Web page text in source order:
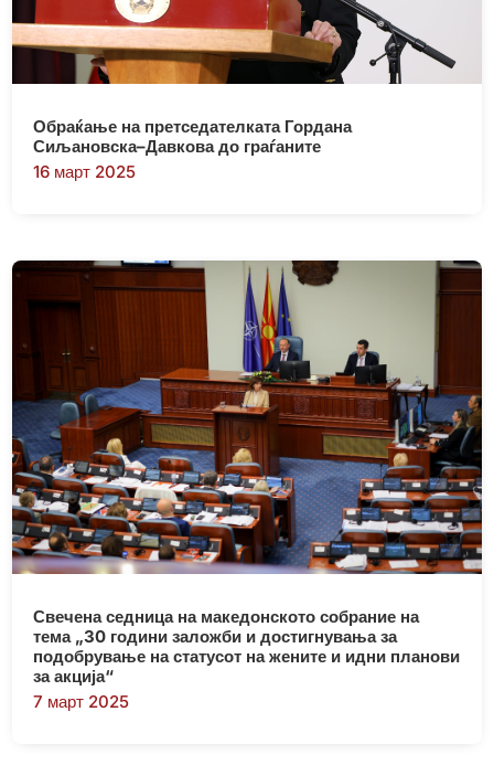
Обраќање на претседателката Гордана
Сиљановска–Давкова до граѓаните
16 март 2025
Свечена седница на македонското собрание на
тема „30 години заложби и достигнувања за
подобрување на статусот на жените и идни планови
за акција“
7 март 2025